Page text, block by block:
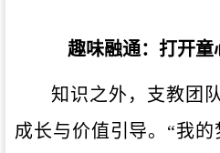
趣味融通：打开童
知识之外，支教团
成长与价值引导。“我